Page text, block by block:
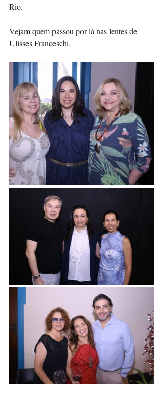
Rio.
Vejam quem passou por lá nas lentes de
Ulisses Franceschi.